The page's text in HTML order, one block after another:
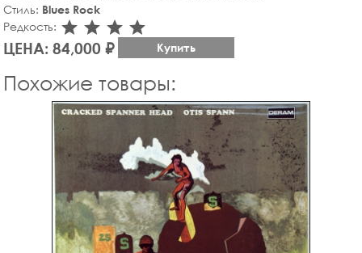
Стиль: Blues Rock
Редкость: star_rate
star_rate
star_rate
star_rate
ЦЕНА: 84,000 ₽ Купить
Похожие товары: